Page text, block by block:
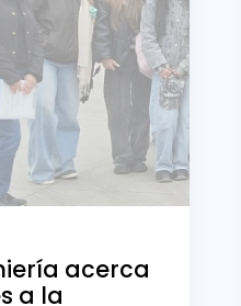
acerca
a la